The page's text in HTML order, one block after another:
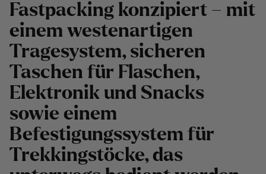
Fastpacking konzipiert – mit
einem westenartigen
Tragesystem, sicheren
Taschen für Flaschen,
Elektronik und Snacks
sowie einem
Befestigungssystem für
Trekkingstöcke, das